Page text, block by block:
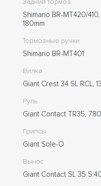
Shimano BR-MT420/
180mm
Тормозные ручки
Shimano BR-MT401
Вилка
Giant Crest 34 SL RCL,
Руль
Giant Contact TR35,
Грипсы
Giant Sole-O
Вынос
Giant Contact SL 35